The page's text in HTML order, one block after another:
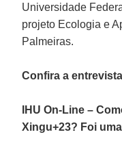
Universidade
projeto Ecologia e
Palmeiras.
Confira a
IHU On-Line –
Xingu+23? Foi